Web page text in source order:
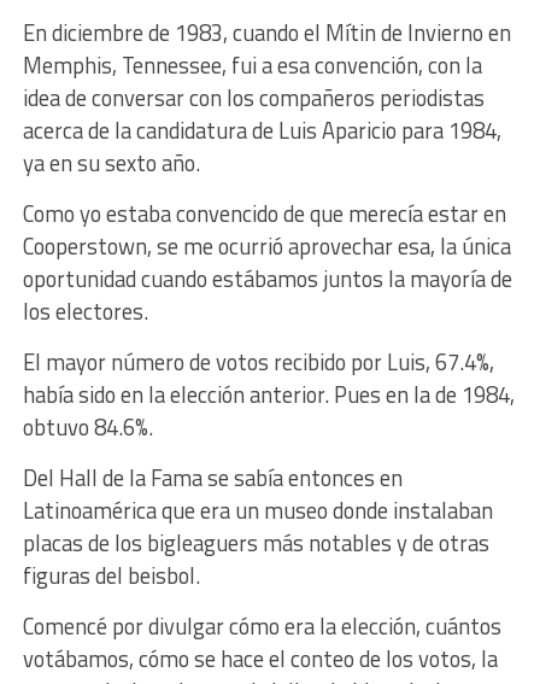
En diciembre de 1983, cuando el Mítin de Invierno en
Memphis, Tennessee, fui a esa convención, con la
idea de conversar con los compañeros periodistas
acerca de la candidatura de Luis Aparicio para 1984,
ya en su sexto año.
Como yo estaba convencido de que merecía estar en
Cooperstown, se me ocurrió aprovechar esa, la única
oportunidad cuando estábamos juntos la mayoría de
los electores.
El mayor número de votos recibido por Luis, 67.4%,
había sido en la elección anterior. Pues en la de 1984,
obtuvo 84.6%.
Del Hall de la Fama se sabía entonces en
Latinoamérica que era un museo donde instalaban
placas de los bigleaguers más notables y de otras
figuras del beisbol.
Comencé por divulgar cómo era la elección, cuántos
votábamos, cómo se hace el conteo de los votos, la